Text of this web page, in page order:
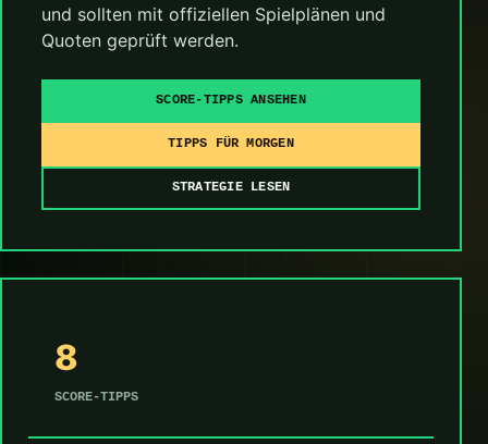
und sollten mit offiziellen Spielplänen und
Quoten geprüft werden.
SCORE-TIPPS ANSEHEN
TIPPS FÜR MORGEN
STRATEGIE LESEN
8
SCORE-TIPPS